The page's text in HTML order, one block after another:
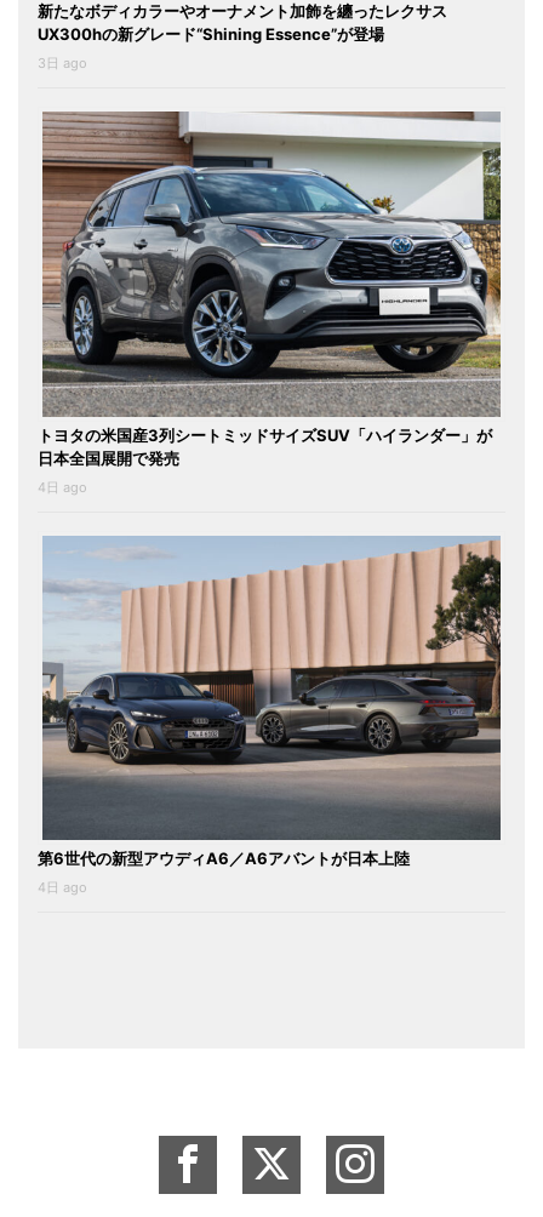
新たなボディカラーやオーナメント加飾を纏ったレクサス
UX300hの新グレード“Shining Essence”が登場
3日 ago
トヨタの米国産3列シートミッドサイズSUV「ハイランダー」が
日本全国展開で発売
4日 ago
第6世代の新型アウディA6／A6アバントが日本上陸
4日 ago